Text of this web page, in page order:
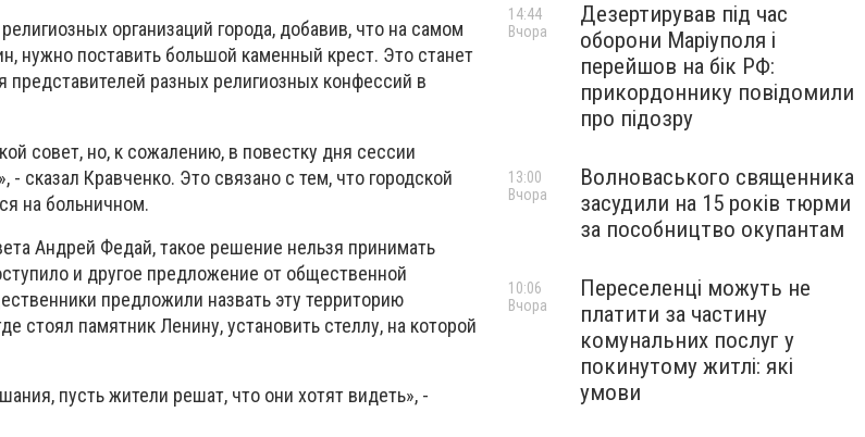
организаций города, добавив, что на самом
нужно поставить большой каменный крест. Это станет
разных религиозных конфессий в
совет, но, к сожалению, в повестку дня сессии
- сказал Кравченко. Это связано с тем, что городской
на больничном.
Андрей Федай, такое решение нельзя принимать
и другое предложение от общественной
предложили назвать эту территорию
стоял памятник Ленину, установить стеллу, на которой
пусть жители решат, что они хотят видеть», -
Дезертирував під час
оборони Маріуполя і
перейшов на бік РФ:
прикордоннику повідомили
про підозру
14:44
Вчора
Волноваського священника
засудили на 15 років тюрми
за пособництво окупантам
13:00
Вчора
Переселенці можуть не
платити за частину
комунальних послуг у
покинутому житлі: які
умови
10:06
Вчора